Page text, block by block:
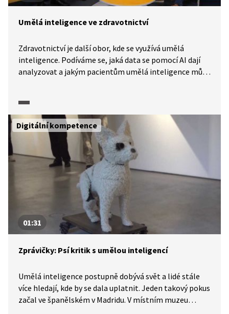
Umělá inteligence ve zdravotnictví
Zdravotnictví je další obor, kde se využívá umělá
inteligence. Podíváme se, jaká data se pomocí AI dají
analyzovat a jakým pacientům umělá inteligence může
Digitální kompetence
01:31
Zprávičky: Psí kritik s umělou inteligencí
Umělá inteligence postupně dobývá svět a lidé stále
více hledají, kde by se dala uplatnit. Jeden takový pokus
začal ve španělském v Madridu. V místním muzeu